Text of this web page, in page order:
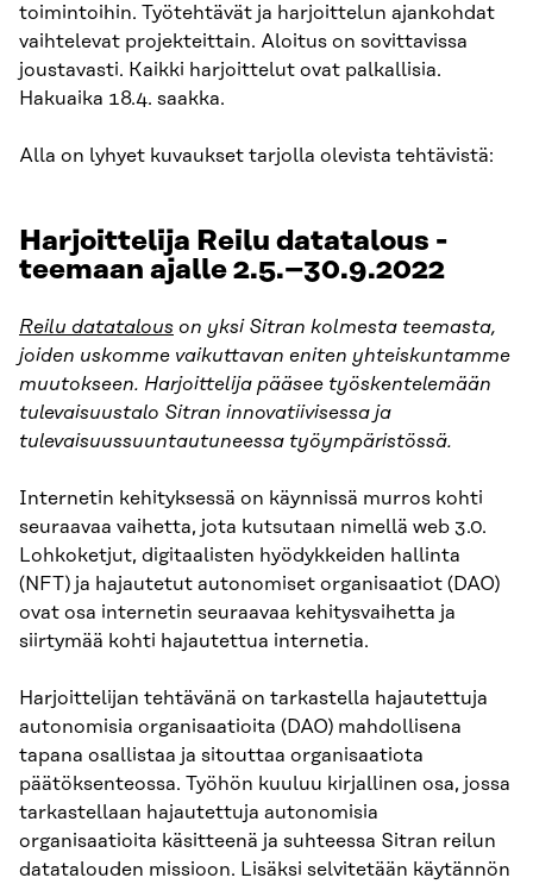
toimintoihin. Työtehtävät ja harjoittelun ajankohdat
vaihtelevat projekteittain. Aloitus on sovittavissa
joustavasti. Kaikki harjoittelut ovat palkallisia.
Hakuaika 18.4. saakka.
Alla on lyhyet kuvaukset tarjolla olevista tehtävistä:
Harjoittelija Reilu datatalous -
teemaan ajalle 2.5.–30.9.2022
Reilu datatalous on yksi Sitran kolmesta teemasta,
joiden uskomme vaikuttavan eniten yhteiskuntamme
muutokseen. Harjoittelija pääsee työskentelemään
tulevaisuustalo Sitran innovatiivisessa ja
tulevaisuussuuntautuneessa työympäristössä.
Internetin kehityksessä on käynnissä murros kohti
seuraavaa vaihetta, jota kutsutaan nimellä web 3.0.
Lohkoketjut, digitaalisten hyödykkeiden hallinta
(NFT) ja hajautetut autonomiset organisaatiot (DAO)
ovat osa internetin seuraavaa kehitysvaihetta ja
siirtymää kohti hajautettua internetia.
Harjoittelijan tehtävänä on tarkastella hajautettuja
autonomisia organisaatioita (DAO) mahdollisena
tapana osallistaa ja sitouttaa organisaatiota
päätöksenteossa. Työhön kuuluu kirjallinen osa, jossa
tarkastellaan hajautettuja autonomisia
organisaatioita käsitteenä ja suhteessa Sitran reilun
datatalouden missioon. Lisäksi selvitetään käytännön